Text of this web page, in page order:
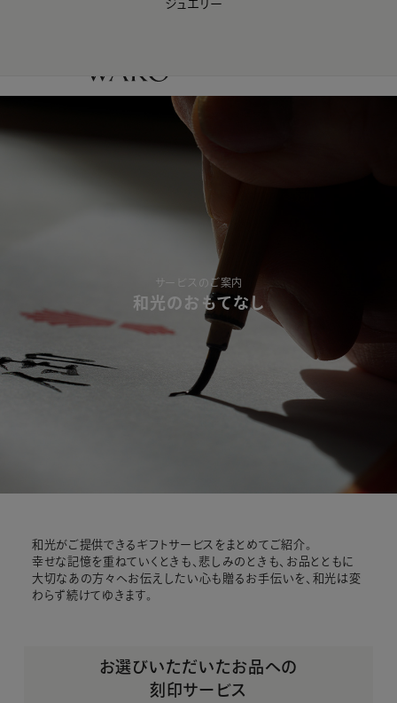
WAKO Membership Program連携はこちら
ジュエリー
サービスのご案内
和光のおもてなし
和光がご提供できるギフトサービスをまとめてご紹介。
幸せな記憶を重ねていくときも、悲しみのときも、 お品とともに
大切なあの方々へお伝えしたい心も贈るお手伝いを、和光は変
わらず続けてゆきます。
お選びいただいたお品への
刻印サービス